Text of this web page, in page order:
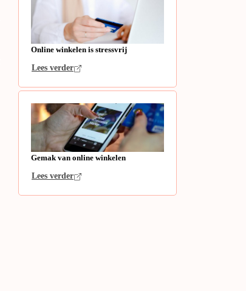
Online winkelen is stressvrij
Lees verder
Gemak van online winkelen
Lees verder